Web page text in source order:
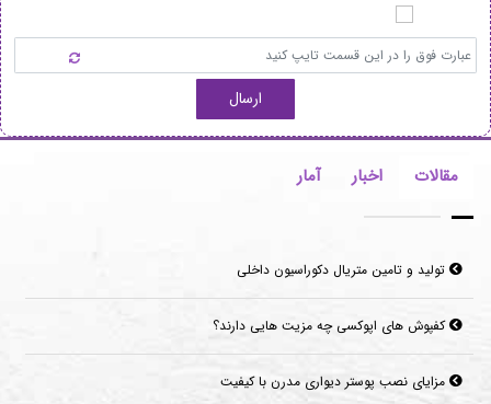
ارسال
مقالات اخبار آمار
تولید و تامین متریال دکوراسیون داخلی
کفپوش های اپوکسی چه مزیت هایی دارند؟
مزایای نصب پوستر دیواری مدرن با کیفیت